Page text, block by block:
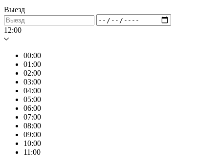
Выезд
12:00
00:00
01:00
02:00
03:00
04:00
05:00
06:00
07:00
08:00
09:00
10:00
11:00